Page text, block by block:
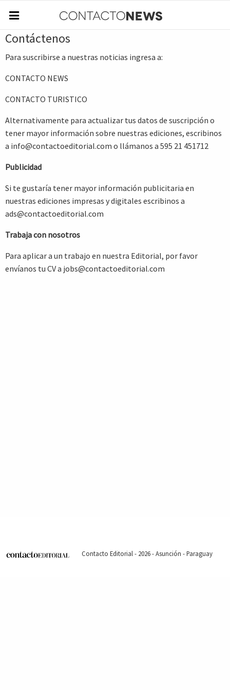
Contáctenos
Para suscribirse a nuestras noticias ingresa a:
CONTACTO NEWS
CONTACTO TURISTICO
Alternativamente para actualizar tus datos de suscripción o
tener mayor información sobre nuestras ediciones, escribinos
a info@contactoeditorial.com o llámanos a 595 21 451712
Publicidad
Si te gustaría tener mayor información publicitaria en
nuestras ediciones impresas y digitales escribinos a
ads@contactoeditorial.com
Trabaja con nosotros
Para aplicar a un trabajo en nuestra Editorial, por favor
envíanos tu CV a jobs@contactoeditorial.com
Contacto Editorial - 2026 - Asunción - Paraguay